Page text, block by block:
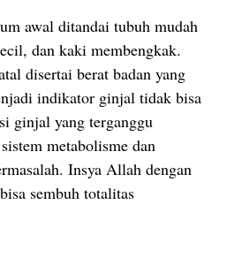
awal ditandai tubuh mudah
dan kaki membengkak.
disertai berat badan yang
indikator ginjal tidak bisa
ginjal yang terganggu
metabolisme dan
Insya Allah dengan
sembuh totalitas